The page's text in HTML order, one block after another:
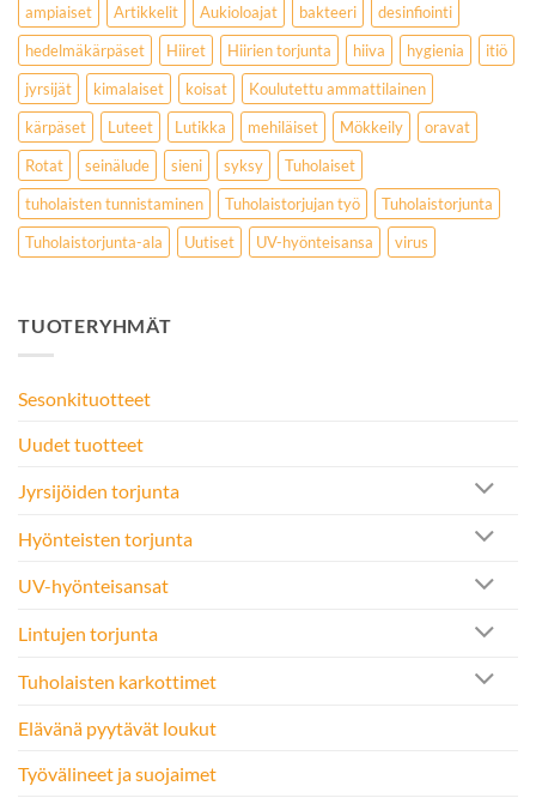
ampiaiset Artikkelit Aukioloajat bakteeri
desinfiointi
hedelmäkärpäset
Hiiret Hiirien torjunta hiiva hygienia
itiö
jyrsijät
kimalaiset koisat
Koulutettu ammattilainen
kärpäset
Luteet Lutikka mehiläiset Mökkeily
oravat
Rotat
seinälude sieni syksy
Tuholaiset
tuholaisten tunnistaminen
Tuholaistorjujan työ
Tuholaistorjunta
Tuholaistorjunta-ala
Uutiset UV-hyönteisansa virus
TUOTERYHMÄT
Sesonkituotteet
Uudet tuotteet
Jyrsijöiden torjunta
Hyönteisten torjunta
UV-hyönteisansat
Lintujen torjunta
Tuholaisten karkottimet
Elävänä pyytävät loukut
Työvälineet ja suojaimet